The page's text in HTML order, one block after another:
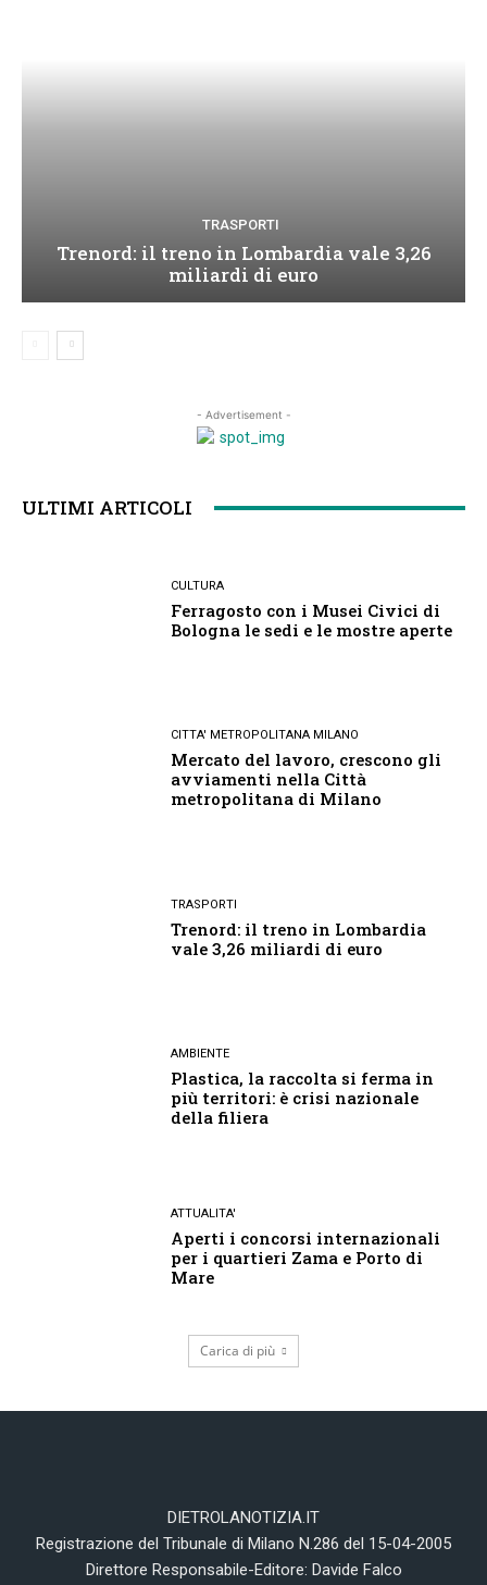
TRASPORTI
Trenord: il treno in Lombardia vale 3,26
miliardi di euro
- Advertisement -
ULTIMI ARTICOLI
CULTURA
Ferragosto con i Musei Civici di
Bologna le sedi e le mostre aperte
CITTA' METROPOLITANA MILANO
Mercato del lavoro, crescono gli
avviamenti nella Città
metropolitana di Milano
TRASPORTI
Trenord: il treno in Lombardia
vale 3,26 miliardi di euro
AMBIENTE
Plastica, la raccolta si ferma in
più territori: è crisi nazionale
della filiera
ATTUALITA'
Aperti i concorsi internazionali
per i quartieri Zama e Porto di
Mare
Carica di più
DIETROLANOTIZIA.IT
Registrazione del Tribunale di Milano N.286 del 15-04-2005
Direttore Responsabile-Editore: Davide Falco